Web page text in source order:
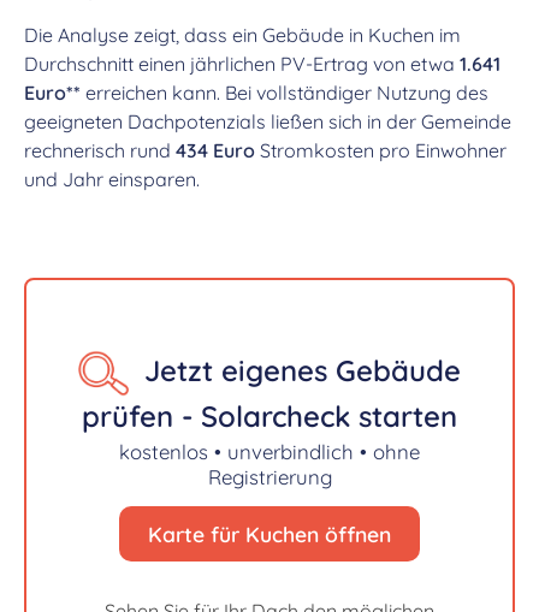
Die Analyse zeigt, dass ein Gebäude in Kuchen im
Durchschnitt einen jährlichen PV-Ertrag von etwa 1.641
Euro** erreichen kann. Bei vollständiger Nutzung des
geeigneten Dachpotenzials ließen sich in der Gemeinde
rechnerisch rund 434 Euro Stromkosten pro Einwohner
und Jahr einsparen.
Jetzt eigenes Gebäude
prüfen - Solarcheck starten
kostenlos • unverbindlich • ohne
Registrierung
Karte für Kuchen öffnen